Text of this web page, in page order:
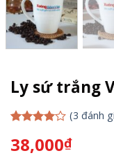
Ly sứ trắng
5 dựa
trênđánh
(3 đánh
38,000₫